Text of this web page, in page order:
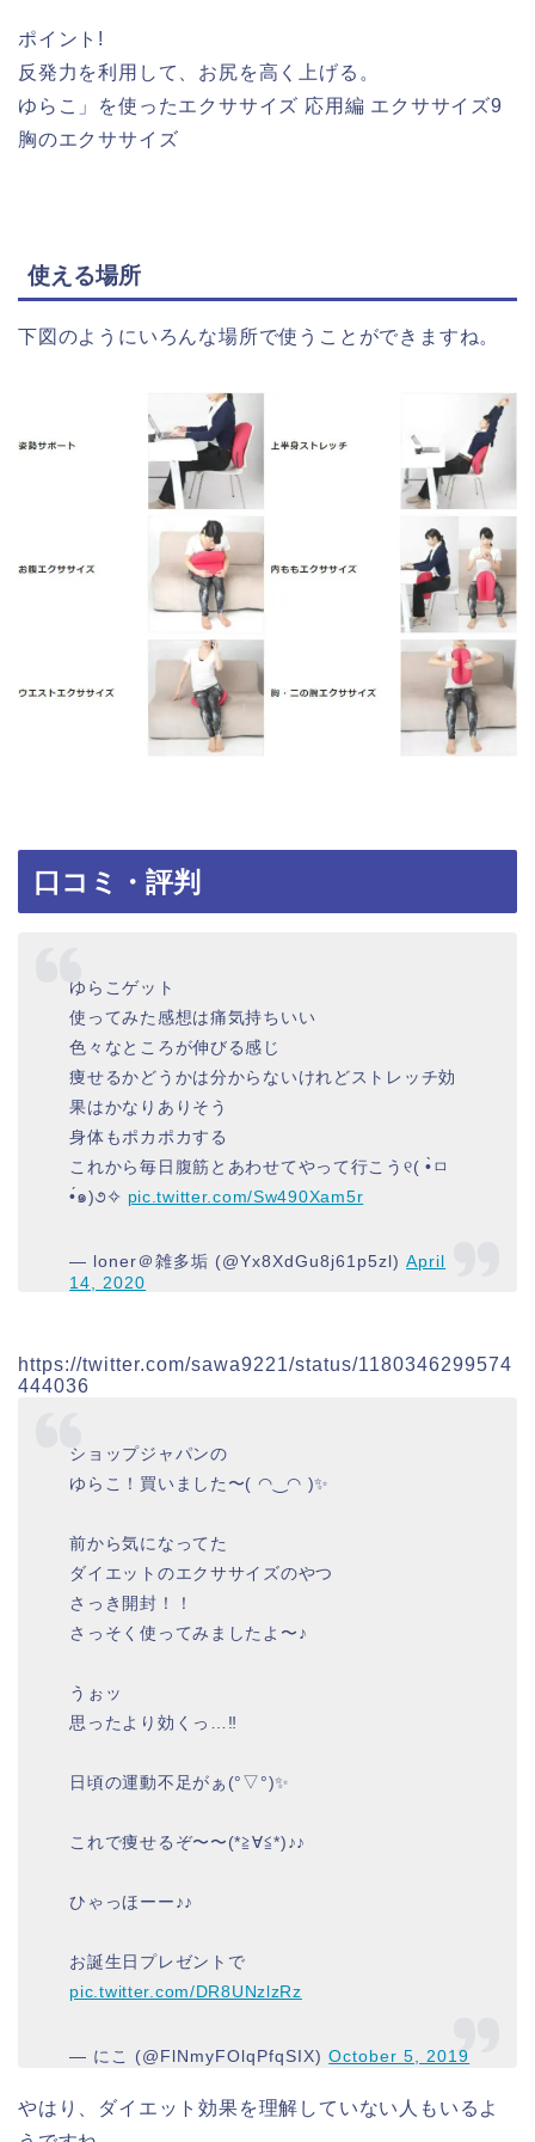
ポイント!
反発力を利用して、お尻を高く上げる。
ゆらこ」を使ったエクササイズ 応用編 エクササイズ9
胸のエクササイズ
使える場所
下図のようにいろんな場所で使うことができますね。
口コミ・評判
ゆらこゲット
使ってみた感想は痛気持ちいい
色々なところが伸びる感じ
痩せるかどうかは分からないけれどストレッチ効
果はかなりありそう
身体もポカポカする
これから毎日腹筋とあわせてやって行こう୧( •̀ㅁ
•́๑)૭✧ pic.twitter.com/Sw490Xam5r
— loner＠雑多垢 (@Yx8XdGu8j61p5zl)April
14, 2020
https://twitter.com/sawa9221/status/1180346299574
444036
ショップジャパンの
ゆらこ！買いました〜( ◠‿◠ )✨
前から気になってた
ダイエットのエクササイズのやつ
さっき開封！！
さっそく使ってみましたよ〜♪
うぉッ
思ったより効くっ…‼︎
日頃の運動不足がぁ(°▽°)✨
これで痩せるぞ〜〜(*≧∀≦*)♪♪
ひゃっほーー♪♪
お誕生日プレゼントで
pic.twitter.com/DR8UNzlzRz
— にこ (@FlNmyFOlqPfqSIX)October 5, 2019
やはり、ダイエット効果を理解していない人もいるよ